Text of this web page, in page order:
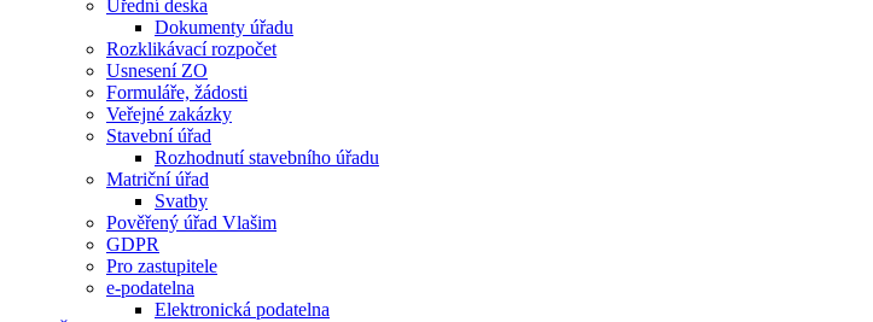
Úřední deska
Dokumenty úřadu
Rozklikávací rozpočet
Usnesení ZO
Formuláře, žádosti
Veřejné zakázky
Stavební úřad
Rozhodnutí stavebního úřadu
Matriční úřad
Svatby
Pověřený úřad Vlašim
GDPR
Pro zastupitele
e-podatelna
Elektronická podatelna